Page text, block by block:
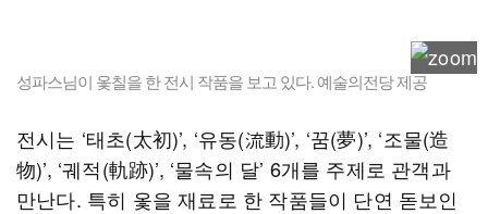
성파스님이 옻칠을 한 전시 작품을 보고 있다. 예술의전당 제공
전시는 ‘태초(太初)’, ‘유동(流動)’, ‘꿈(夢)’, ‘조물(造
物)’, ‘궤적(軌跡)’, ‘물속의 달’ 6개를 주제로 관객과
만난다. 특히 옻을 재료로 한 작품들이 단연 돋보인